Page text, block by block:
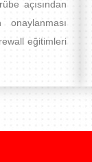
açısından
eğitimleri